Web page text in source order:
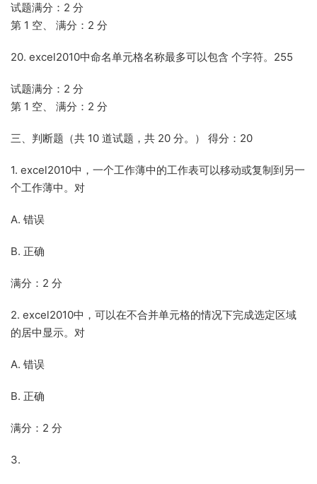
试题满分：2 分
第 1 空、 满分：2 分
20. excel2010中命名单元格名称最多可以包含 个字符。255
试题满分：2 分
第 1 空、 满分：2 分
三、判断题（共 10 道试题，共 20 分。） 得分：20
1. excel2010中，一个工作薄中的工作表可以移动或复制到另一
个工作薄中。对
A. 错误
B. 正确
满分：2 分
2. excel2010中，可以在不合并单元格的情况下完成选定区域
的居中显示。对
A. 错误
B. 正确
满分：2 分
3.